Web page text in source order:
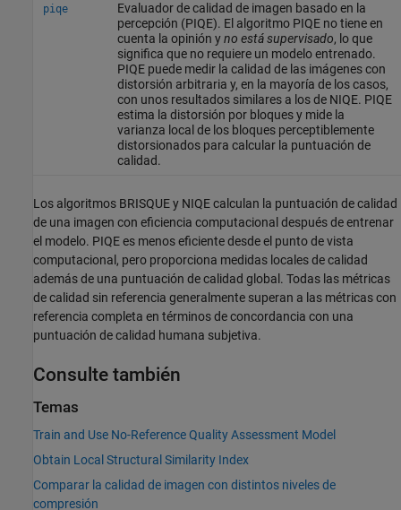
piqe
Evaluador de calidad de imagen basado en la
percepción (PIQE). El algoritmo PIQE no tiene en
cuenta la opinión yno está supervisado, lo que
significa que no requiere un modelo entrenado.
PIQE puede medir la calidad de las imágenes con
distorsión arbitraria y, en la mayoría de los casos,
con unos resultados similares a los de NIQE. PIQE
estima la distorsión por bloques y mide la
varianza local de los bloques perceptiblemente
distorsionados para calcular la puntuación de
calidad.
Los algoritmos BRISQUE y NIQE calculan la puntuación de calidad
de una imagen con eficiencia computacional después de entrenar
el modelo. PIQE es menos eficiente desde el punto de vista
computacional, pero proporciona medidas locales de calidad
además de una puntuación de calidad global. Todas las métricas
de calidad sin referencia generalmente superan a las métricas con
referencia completa en términos de concordancia con una
puntuación de calidad humana subjetiva.
Consulte también
Temas
Train and Use No-Reference Quality Assessment Model
Obtain Local Structural Similarity Index
Comparar la calidad de imagen con distintos niveles de
compresión